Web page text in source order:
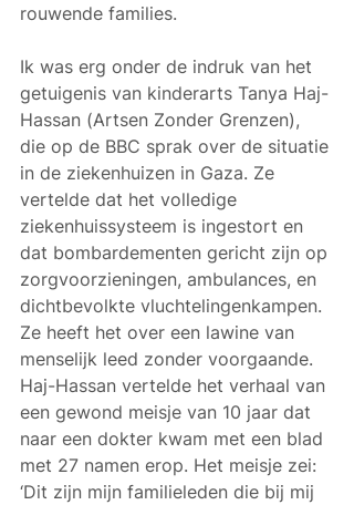
rouwende families.
Ik was erg onder de indruk van het
getuigenis van kinderarts Tanya Haj-
Hassan (Artsen Zonder Grenzen),
die op de BBC sprak over de situatie
in de ziekenhuizen in Gaza. Ze
vertelde dat het volledige
ziekenhuissysteem is ingestort en
dat bombardementen gericht zijn op
zorgvoorzieningen, ambulances, en
dichtbevolkte vluchtelingenkampen.
Ze heeft het over een lawine van
menselijk leed zonder voorgaande.
Haj-Hassan vertelde het verhaal van
een gewond meisje van 10 jaar dat
naar een dokter kwam met een blad
met 27 namen erop. Het meisje zei:
‘Dit zijn mijn familieleden die bij mij